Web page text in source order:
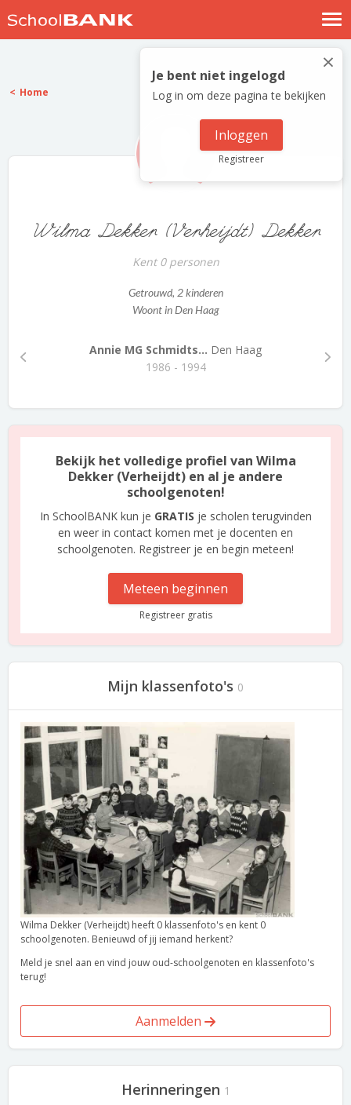
Nostalgische verhalen
Log in
Meld je gratis aan
×
Je bent niet ingelogd
Log in om deze pagina te bekijken
Inloggen
Registreer
Home
Wilma Dekker (Verheijdt) Dekker
Kent 0 personen
Getrouwd, 2 kinderen
Woont in Den Haag
Annie MG Schmidts... Den Haag
1986 - 1994
Bekijk het volledige profiel van Wilma
Dekker (Verheijdt) en al je andere
schoolgenoten!
In SchoolBANK kun je GRATIS je scholen terugvinden
en weer in contact komen met je docenten en
schoolgenoten. Registreer je en begin meteen!
Meteen beginnen
Registreer gratis
Mijn klassenfoto's 0
Wilma Dekker (Verheijdt) heeft 0 klassenfoto's en kent 0
schoolgenoten. Benieuwd of jij iemand herkent?
Meld je snel aan en vind jouw oud-schoolgenoten en klassenfoto's
terug!
Aanmelden
Herinneringen 1